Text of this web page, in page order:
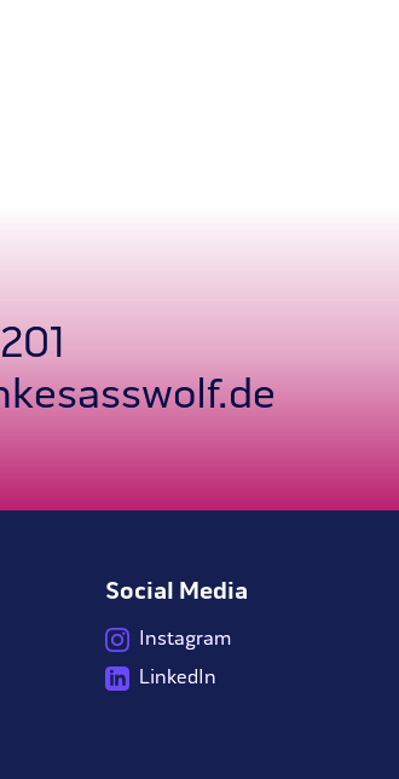
Social Media
Instagram
LinkedIn